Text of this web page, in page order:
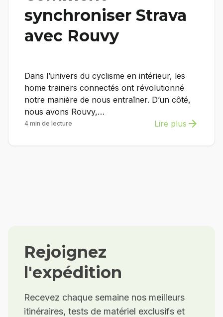
synchroniser Strava
avec Rouvy
Dans l’univers du cyclisme en intérieur, les
home trainers connectés ont révolutionné
notre manière de nous entraîner. D’un côté,
nous avons Rouvy,…
4 min de lecture Lire plus arrow_forward
Rejoignez
l'expédition
Recevez chaque semaine nos meilleurs
itinéraires, tests de matériel exclusifs et